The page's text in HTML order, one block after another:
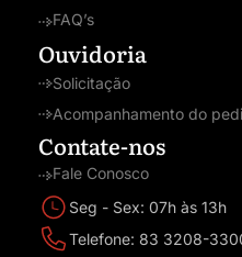
FAQ’s
Ouvidoria
Solicitação
Acompanhamento do
Contate-nos
Fale Conosco
Seg - Sex: 07h às 13h
Telefone: 83 3208-